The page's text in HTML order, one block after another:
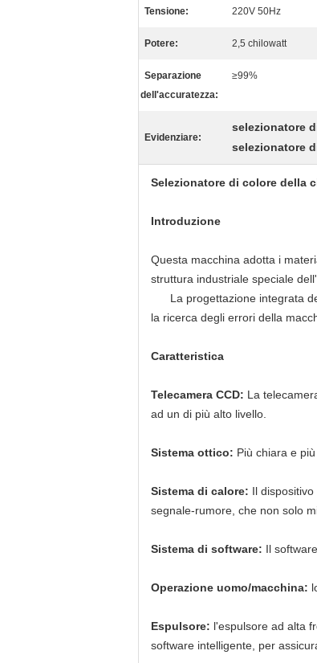
Tensione: 220V 50Hz
Potere: 2,5 chilowatt
Separazione
dell'accuratezza:
≥99%
Evidenziare:
selezionatore
selezionatore
Selezionatore di colore della
Introduzione
Questa macchina adotta i
struttura industriale speciale
La progettazione integrata
la ricerca degli errori della
Caratteristica
Telecamera CCD: La
ad un di più alto livello.
Sistema ottico: Più chiara e
Sistema di calore: Il
segnale-rumore, che non solo
Sistema di software: Il
Operazione uomo/macchina:
Espulsore: l'espulsore ad alta
software intelligente, per